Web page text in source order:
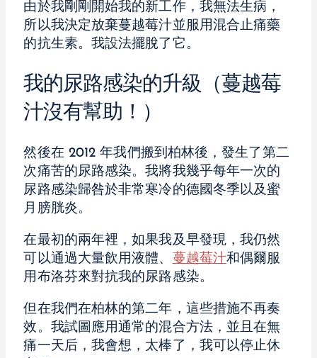
由於我剛剛開始我的新工作，我無法生病，
所以我決定放棄蔓越莓汁並服用混合止痛藥
的抗生素。我設法擺脫了它。
我的尿路感染的升級（蔓越莓
汁沒有幫助！）
然後在 2012 年我們搬到柏林後，發生了第二
次痛苦的尿路感染。我將我幾乎每年一次的
尿路感染歸咎於非常寒冷的德國冬季以及蜜
月膀胱炎。
在最初的兩年裡，如果我及早發現，我仍然
可以通過大量飲用液體、 蔓越莓汁和偶爾服
用布洛芬來對抗我的尿路感染。
但在我們在柏林的第二年，這些措施不再奏
效。我試圖應用通常的混合方法，並且在無
痛一天后，我會想，太棒了，我可以停止休